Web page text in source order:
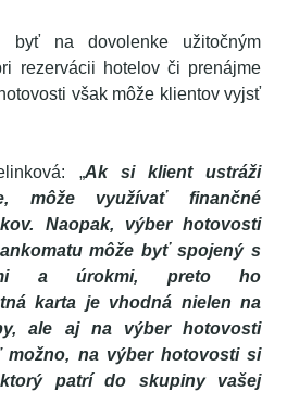
byť na dovolenke užitočným
rezervácii hotelov či prenájme
však môže klientov vyjsť
„Ak si klient ustráži
môže využívať finančné
Naopak, výber hotovosti
môže byť spojený s
a úrokmi, preto ho
karta je vhodná nielen na
ale aj na výber hotovosti
možno, na výber hotovosti si
patrí do skupiny vašej